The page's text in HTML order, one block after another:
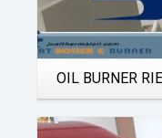
OIL BURNER